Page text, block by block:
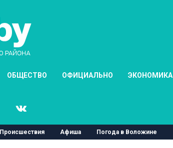
ОБЩЕСТВО ОФИЦИАЛЬНО ЭКОНОМИКА
Происшествия Афиша Погода в Воложине